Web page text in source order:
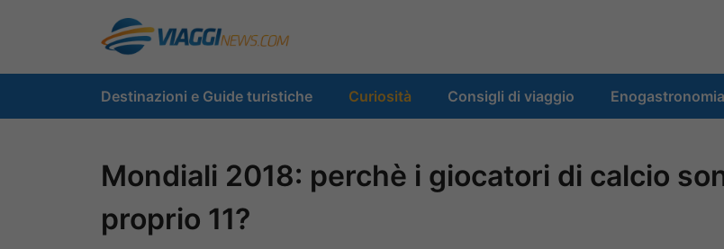
contenuto
Destinazioni e Guide turistiche Curiosità Consigli di viaggio Enogastronomia
Mondiali 2018: perchè i giocatori di calcio
proprio 11?